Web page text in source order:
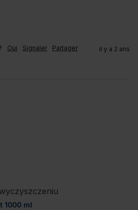
Oui Signaler Partager il y a 2 ans
1000 ml